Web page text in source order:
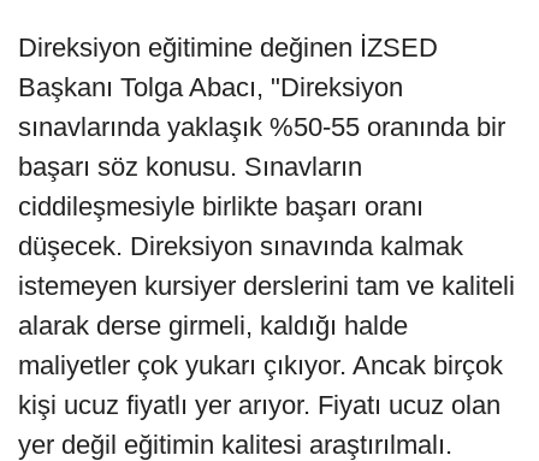
Direksiyon eğitimine değinen İZSED
Başkanı Tolga Abacı, "Direksiyon
sınavlarında yaklaşık %50-55 oranında bir
başarı söz konusu. Sınavların
ciddileşmesiyle birlikte başarı oranı
düşecek. Direksiyon sınavında kalmak
istemeyen kursiyer derslerini tam ve kaliteli
alarak derse girmeli, kaldığı halde
maliyetler çok yukarı çıkıyor. Ancak birçok
kişi ucuz fiyatlı yer arıyor. Fiyatı ucuz olan
yer değil eğitimin kalitesi araştırılmalı.